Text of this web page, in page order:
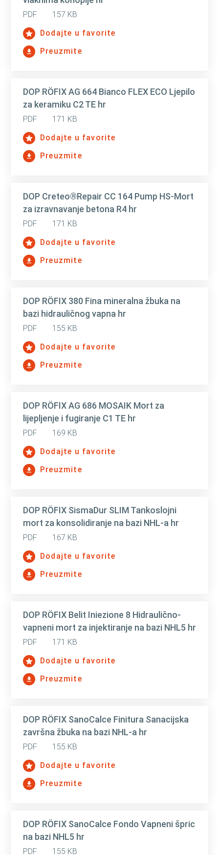
PDF
157 KB
Dodajte u favorite
Preuzmite
DOP RÖFIX AG 664 Bianco FLEX ECO Ljepilo
za keramiku C2 TE hr
PDF
171 KB
Dodajte u favorite
Preuzmite
DOP Creteo®Repair CC 164 Pump HS-Mort
za izravnavanje betona R4 hr
PDF
171 KB
Dodajte u favorite
Preuzmite
DOP RÖFIX 380 Fina mineralna žbuka na
bazi hidrauličnog vapna hr
PDF
155 KB
Dodajte u favorite
Preuzmite
DOP RÖFIX AG 686 MOSAIK Mort za
lijepljenje i fugiranje C1 TE hr
PDF
169 KB
Dodajte u favorite
Preuzmite
DOP RÖFIX SismaDur SLIM Tankoslojni
mort za konsolidiranje na bazi NHL-a hr
PDF
167 KB
Dodajte u favorite
Preuzmite
DOP RÖFIX Belit Iniezione 8 Hidraulično-
vapneni mort za injektiranje na bazi NHL5 hr
PDF
171 KB
Dodajte u favorite
Preuzmite
DOP RÖFIX SanoCalce Finitura Sanacijska
završna žbuka na bazi NHL-a hr
PDF
155 KB
Dodajte u favorite
Preuzmite
DOP RÖFIX SanoCalce Fondo Vapneni špric
na bazi NHL5 hr
PDF 155 KB